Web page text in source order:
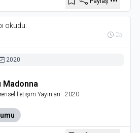
okudu.
2a
2020
Madonna
İletişim Yayınları - 2020